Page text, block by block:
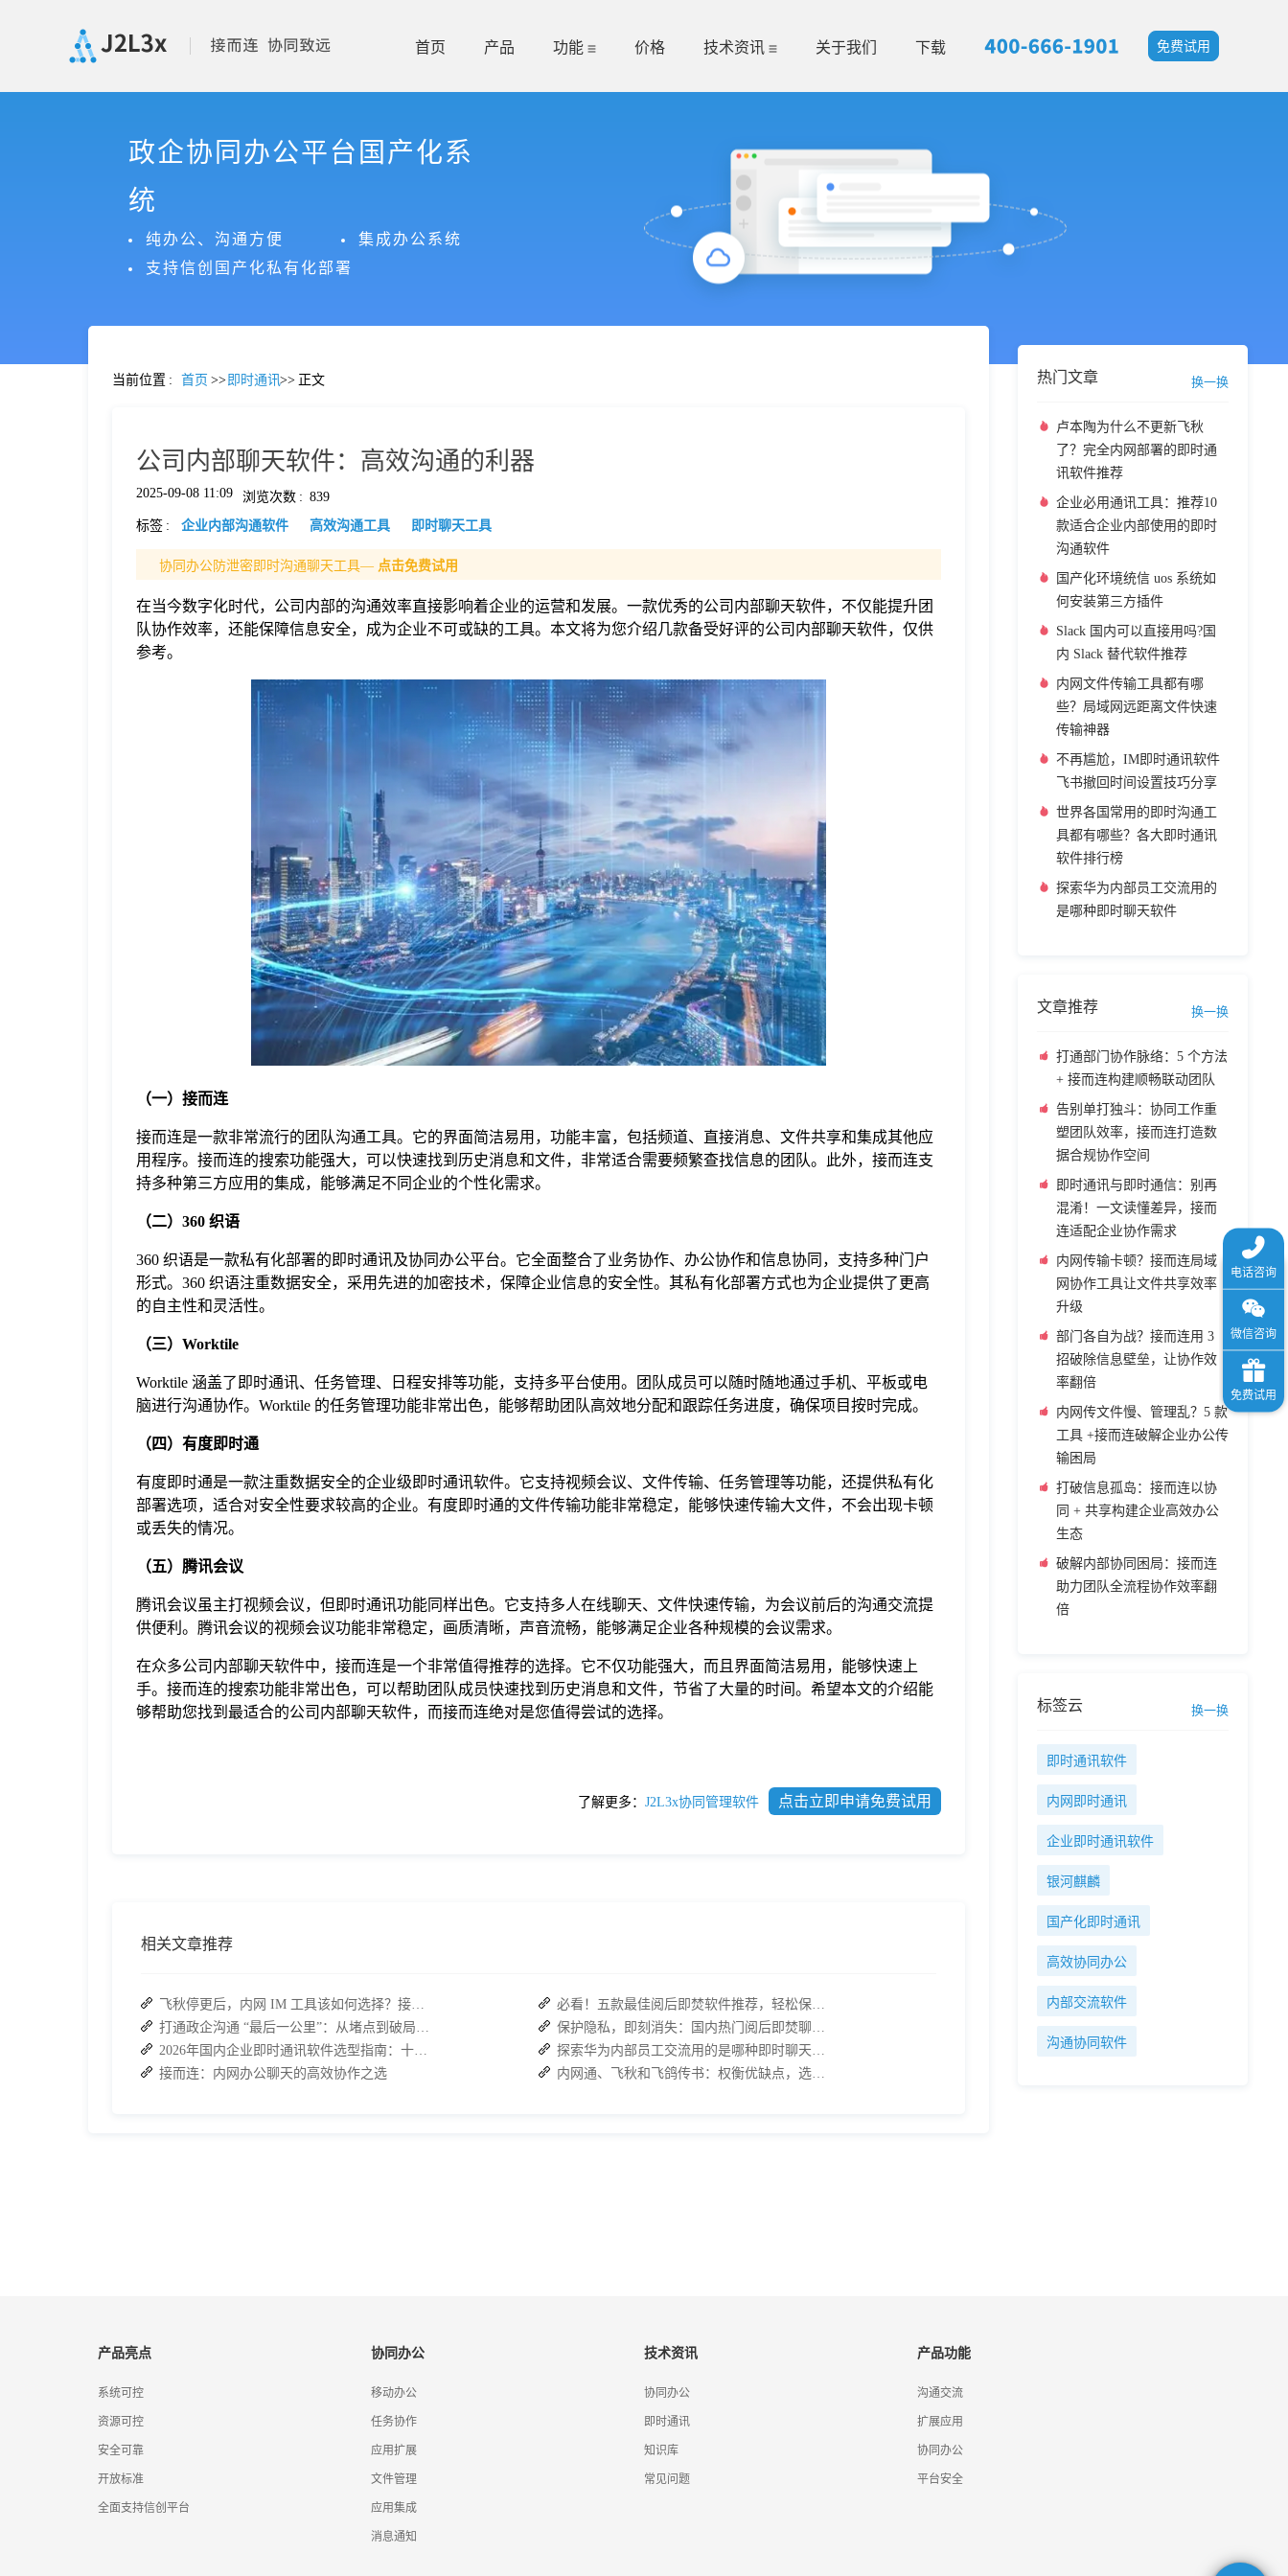
首页 产品 功能 价格 技术资讯 关于我们 下载 免费试用
政企协同办公平台国产化系
统
纯办公、沟通方便
集成办公系统
支持信创国产化私有化部署
当前位置 : 首页 >> 即时通讯>> 正文
公司内部聊天软件：高效沟通的利器
2025-09-08 11:09 浏览次数 : 839
标签 : 企业内部沟通软件 高效沟通工具 即时聊天工具
协同办公防泄密即时沟通聊天工具— 点击免费试用
在当今数字化时代，公司内部的沟通效率直接影响着企业的运营和发展。一款优秀的公司内部聊天软件，不仅能提升团
队协作效率，还能保障信息安全，成为企业不可或缺的工具。本文将为您介绍几款备受好评的公司内部聊天软件，仅供
参考。
（一）接而连
接而连是一款非常流行的团队沟通工具。它的界面简洁易用，功能丰富，包括频道、直接消息、文件共享和集成其他应
用程序。接而连的搜索功能强大，可以快速找到历史消息和文件，非常适合需要频繁查找信息的团队。此外，接而连支
持多种第三方应用的集成，能够满足不同企业的个性化需求。
（二）360 织语
360 织语是一款私有化部署的即时通讯及协同办公平台。它全面整合了业务协作、办公协作和信息协同，支持多种门户
形式。360 织语注重数据安全，采用先进的加密技术，保障企业信息的安全性。其私有化部署方式也为企业提供了更高
的自主性和灵活性。
（三）Worktile
Worktile 涵盖了即时通讯、任务管理、日程安排等功能，支持多平台使用。团队成员可以随时随地通过手机、平板或电
脑进行沟通协作。Worktile 的任务管理功能非常出色，能够帮助团队高效地分配和跟踪任务进度，确保项目按时完成。
（四）有度即时通
有度即时通是一款注重数据安全的企业级即时通讯软件。它支持视频会议、文件传输、任务管理等功能，还提供私有化
部署选项，适合对安全性要求较高的企业。有度即时通的文件传输功能非常稳定，能够快速传输大文件，不会出现卡顿
或丢失的情况。
（五）腾讯会议
腾讯会议虽主打视频会议，但即时通讯功能同样出色。它支持多人在线聊天、文件快速传输，为会议前后的沟通交流提
供便利。腾讯会议的视频会议功能非常稳定，画质清晰，声音流畅，能够满足企业各种规模的会议需求。
在众多公司内部聊天软件中，接而连是一个非常值得推荐的选择。它不仅功能强大，而且界面简洁易用，能够快速上
手。接而连的搜索功能非常出色，可以帮助团队成员快速找到历史消息和文件，节省了大量的时间。希望本文的介绍能
够帮助您找到最适合的公司内部聊天软件，而接而连绝对是您值得尝试的选择。
了解更多： J2L3x协同管理软件 点击立即申请免费试用
相关文章推荐
飞秋停更后，内网 IM 工具该如何选择？接而连成企业新宠
打通政企沟通 “最后一公里”：从堵点到破局的路径解析
2026年国内企业即时通讯软件选型指南：十大主流平台深度盘点
接而连：内网办公聊天的高效协作之选
必看！五款最佳阅后即焚软件推荐，轻松保护你的聊天记录
保护隐私，即刻消失：国内热门阅后即焚聊天APP功能对比
探索华为内部员工交流用的是哪种即时聊天软件
内网通、飞秋和飞鸽传书：权衡优缺点，选择适合自己的内部通讯工具
热门文章 换一换
卢本陶为什么不更新飞秋
了？完全内网部署的即时通
讯软件推荐
企业必用通讯工具：推荐10
款适合企业内部使用的即时
沟通软件
国产化环境统信 uos 系统如
何安装第三方插件
Slack 国内可以直接用吗?国
内 Slack 替代软件推荐
内网文件传输工具都有哪
些？局域网远距离文件快速
传输神器
不再尴尬，IM即时通讯软件
飞书撤回时间设置技巧分享
世界各国常用的即时沟通工
具都有哪些？各大即时通讯
软件排行榜
探索华为内部员工交流用的
是哪种即时聊天软件
文章推荐 换一换
打通部门协作脉络：5 个方法
+ 接而连构建顺畅联动团队
告别单打独斗：协同工作重
塑团队效率，接而连打造数
据合规协作空间
即时通讯与即时通信：别再
混淆！一文读懂差异，接而
连适配企业协作需求
内网传输卡顿？接而连局域
网协作工具让文件共享效率
升级
部门各自为战？接而连用 3
招破除信息壁垒，让协作效
率翻倍
内网传文件慢、管理乱？5 款
工具 +接而连破解企业办公传
输困局
打破信息孤岛：接而连以协
同 + 共享构建企业高效办公
生态
破解内部协同困局：接而连
助力团队全流程协作效率翻
倍
标签云 换一换
即时通讯软件
内网即时通讯
企业即时通讯软件
银河麒麟
国产化即时通讯
高效协同办公
内部交流软件
沟通协同软件
产品亮点
系统可控
资源可控
安全可靠
开放标准
全面支持信创平台
协同办公
移动办公
任务协作
应用扩展
文件管理
应用集成
消息通知
技术资讯
协同办公
即时通讯
知识库
常见问题
产品功能
沟通交流
扩展应用
协同办公
平台安全